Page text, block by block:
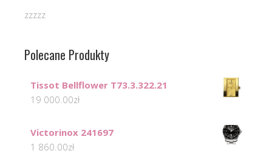
zzzzz
Polecane Produkty
Tissot Bellflower T73.3.322.21
19 000.00zł
Victorinox 241697
1 860.00zł